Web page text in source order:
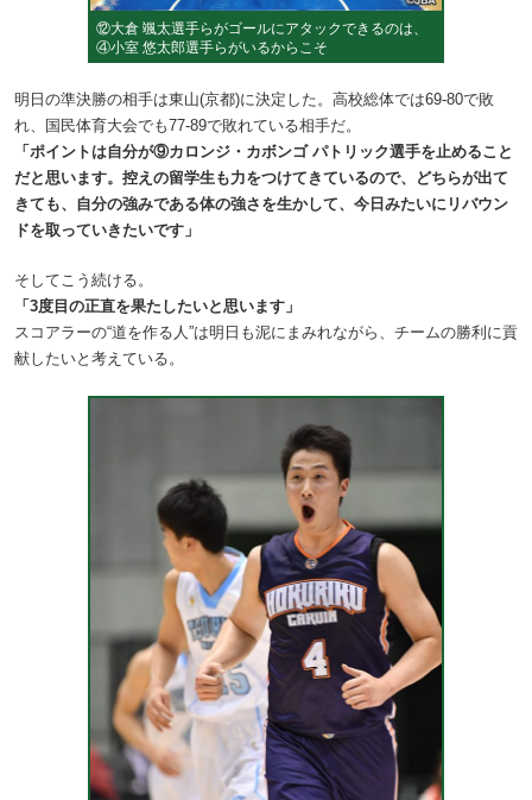
⑫大倉 颯太選手らがゴールにアタックできるのは、
④小室 悠太郎選手らがいるからこそ
明日の準決勝の相手は東山(京都)に決定した。高校総体では69-80で敗
れ、国民体育大会でも77-89で敗れている相手だ。
「ポイントは自分が⑨カロンジ・カボンゴ パトリック選手を止めること
だと思います。控えの留学生も力をつけてきているので、どちらが出て
きても、自分の強みである体の強さを生かして、今日みたいにリバウン
ドを取っていきたいです」
そしてこう続ける。
「3度目の正直を果たしたいと思います」
スコアラーの“道を作る人”は明日も泥にまみれながら、チームの勝利に貢
献したいと考えている。